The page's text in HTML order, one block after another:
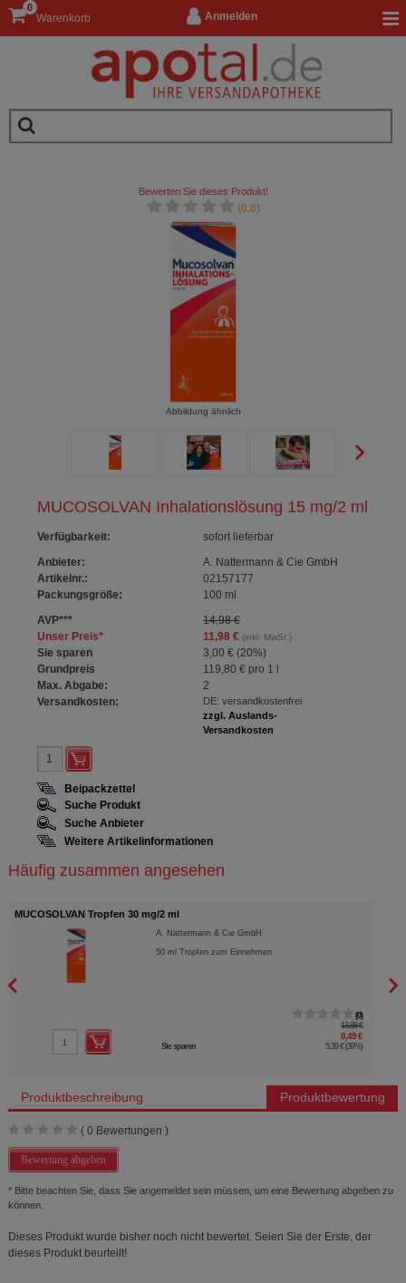
Anmelden
Warenkorb
0
MUCOSOLVAN Inhalationslösung 15 mg/2 ml
Verfügbarkeit:
sofort lieferbar
Anbieter:
A. Nattermann & Cie GmbH
Artikelnr.:
02157177
Packungsgröße:
100 ml
AVP***
14,98 €
Unser Preis* 11,98 €(inkl. MwSt.)
Sie sparen 3,00 € (20%)
Grundpreis
119,80 €pro 1 l
Max. Abgabe:
2
Versandkosten:
DE: versandkostenfrei
zzgl. Auslands-
Versandkosten
Bewerten Sie dieses Produkt!
(0.0)
Abbildung ähnlich
Beipackzettel
Suche Produkt
Suche Anbieter
Weitere Artikelinformationen
Häufig zusammen angesehen
MUCOSOLVAN Tropfen 30 mg/2 ml
A. Nattermann & Cie GmbH
50ml Tropfen zum Einnehmen
0
13,88 €
8,49 €
Sie sparen 5,39 € (39%)
Produktbeschreibung Produktbewertung
( 0 Bewertungen )
Bewertung abgeben
* Bitte beachten Sie, dass Sie angemeldet sein müssen, um eine Bewertung abgeben zu
können.
Dieses Produkt wurde bisher noch nicht bewertet. Seien Sie der Erste, der
dieses Produkt beurteilt!